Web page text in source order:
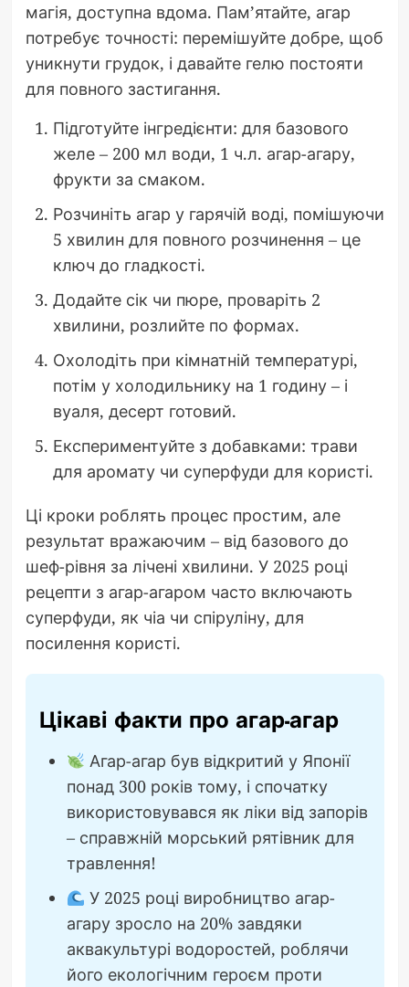
магія, доступна вдома. Пам’ятайте, агар
потребує точності: перемішуйте добре, щоб
уникнути грудок, і давайте гелю постояти
для повного застигання.
Підготуйте інгредієнти: для базового
желе – 200 мл води, 1 ч.л. агар-агару,
фрукти за смаком.
Розчиніть агар у гарячій воді, помішуючи
5 хвилин для повного розчинення – це
ключ до гладкості.
Додайте сік чи пюре, проваріть 2
хвилини, розлийте по формах.
Охолодіть при кімнатній температурі,
потім у холодильнику на 1 годину – і
вуаля, десерт готовий.
Експериментуйте з добавками: трави
для аромату чи суперфуди для користі.
Ці кроки роблять процес простим, але
результат вражаючим – від базового до
шеф-рівня за лічені хвилини. У 2025 році
рецепти з агар-агаром часто включають
суперфуди, як чіа чи спіруліну, для
посилення користі.
Цікаві факти про агар-агар
Агар-агар був відкритий у Японії
понад 300 років тому, і спочатку
використовувався як ліки від запорів
– справжній морський рятівник для
травлення!
У 2025 році виробництво агар-
агару зросло на 20% завдяки
аквакультурі водоростей, роблячи
його екологічним героєм проти